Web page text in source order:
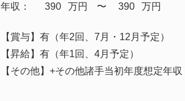
年収： 390 万円 ​〜 390 万円
【賞与】有（年2回、7月・12月予定）
【昇給】有（年1回、4月予定）
【その他】+その他諸手当初年度想定年